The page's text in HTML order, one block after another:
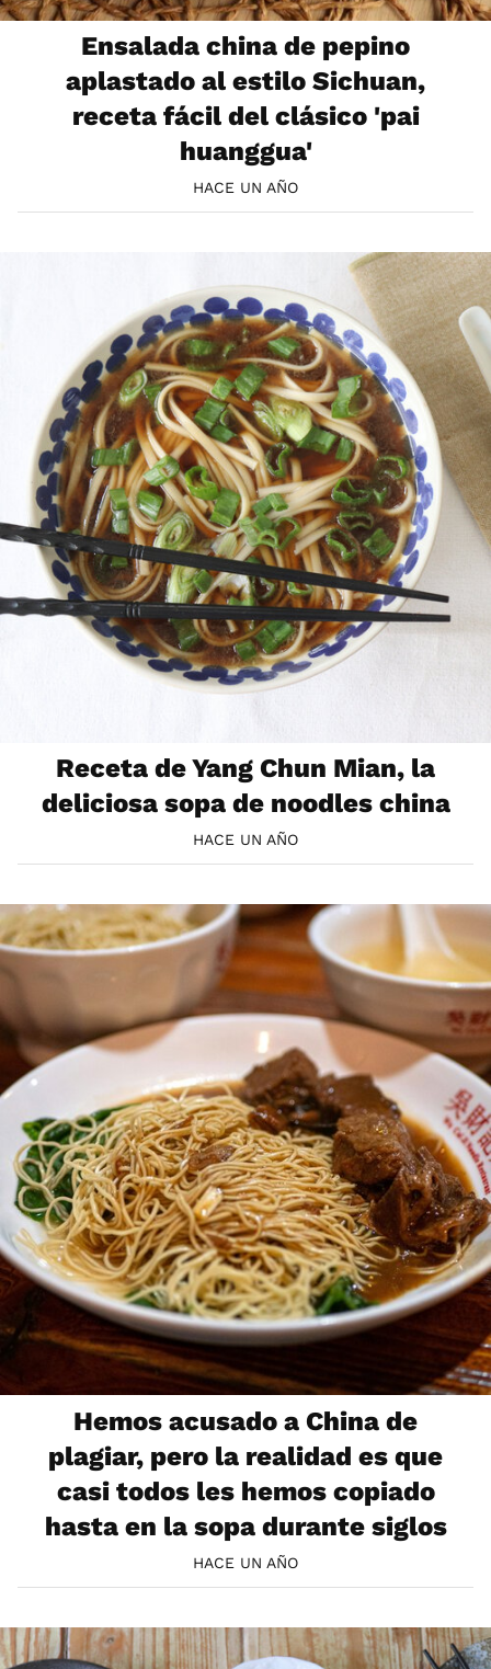
Ensalada china de pepino
aplastado al estilo Sichuan,
receta fácil del clásico 'pai
huanggua'
HACE UN AÑO
Receta de Yang Chun Mian, la
deliciosa sopa de noodles china
HACE UN AÑO
Hemos acusado a China de
plagiar, pero la realidad es que
casi todos les hemos copiado
hasta en la sopa durante siglos
HACE UN AÑO